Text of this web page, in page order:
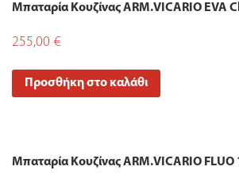
Μπαταρία Κουζίνας ARM.VICARIO EVA
255,00 €
Προσθήκη στο καλάθι
Μπαταρία Κουζίνας ARM.VICARIO FLUO